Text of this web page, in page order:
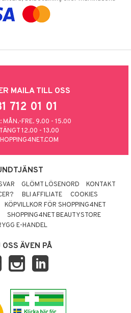
MAILA TILL OSS
712 01 01
MÅN.-FRE. 9.00 - 15.00
12.00 - 13.00
GLÖMT LÖSENORD
KONTAKT
BLI AFFILIATE
COOKIES
KÖPVILLKOR FÖR SHOPPING4NET
SHOPPING4NET BEAUTYSTORE
E-HANDEL
OSS ÄVEN PÅ